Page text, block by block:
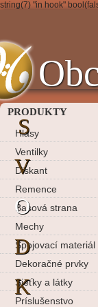
string(7) "in hook"
PRODUKTY
Hlasy
Ventilky
Diskant
Remence
Basová strana
Mechy
Spojovací materiál
Dekoračné prvky
Sieťky a látky
Príslušenstvo
S
V
O
D
K